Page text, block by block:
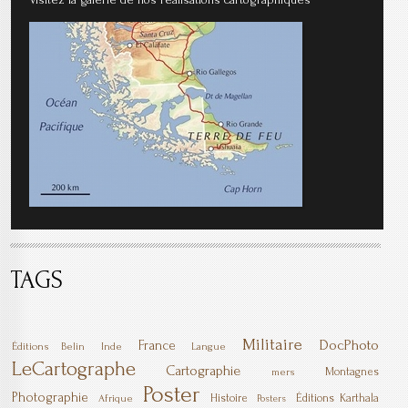
TAGS
Éditions Belin Inde France Langue Militaire DocPhoto
LeCartographe Cartographie mers Montagnes
Photographie Afrique Poster Histoire Posters Éditions Karthala